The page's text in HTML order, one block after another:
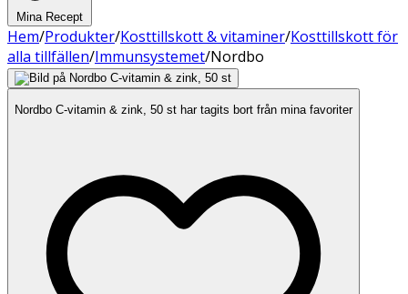
Mina Recept
Hem/Produkter/Kosttillskott & vitaminer/Kosttillskott för
alla tillfällen/Immunsystemet/Nordbo
Nordbo C-vitamin & zink, 50 st har tagits bort från mina favoriter